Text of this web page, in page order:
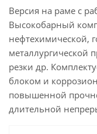
Версия на раме с
Высокобарный
нефтехимической,
металлургической
резки др.
блоком и
повышенной
длительной